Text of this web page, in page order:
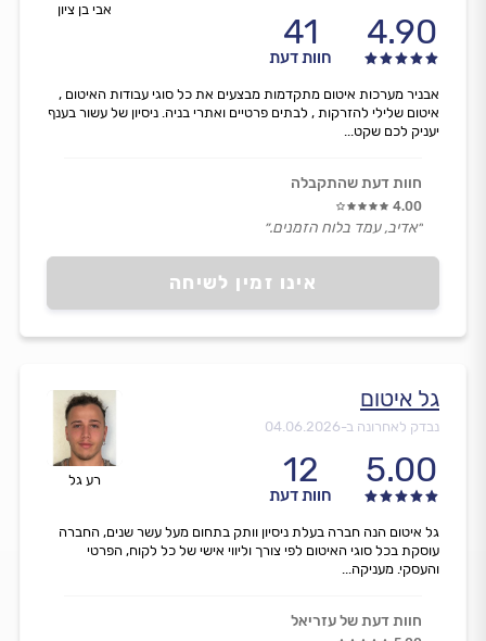
אבי בן ציון
4.90
41
חוות דעת
אינו זמין לשיחה
אבניר מערכות איטום מתקדמות מבצעים את כל סוגי עבודות האיטום ,
איטום שלילי להזרקות , לבתים פרטיים ואתרי בניה. ניסיון של עשור בענף
יעניק לכם שקט...
חוות דעת שהתקבלה
4.00
״אדיב, עמד בלוח הזמנים.״
רע גל
גל איטום
נבדק לאחרונה ב-04.06.2026
5.00
12
חוות דעת
גל איטום הנה חברה בעלת ניסיון וותק בתחום מעל עשר שנים, החברה
עוסקת בכל סוגי האיטום לפי צורך וליווי אישי של כל לקוח, הפרטי
והעסקי. מעניקה...
חוות דעת של עזריאל